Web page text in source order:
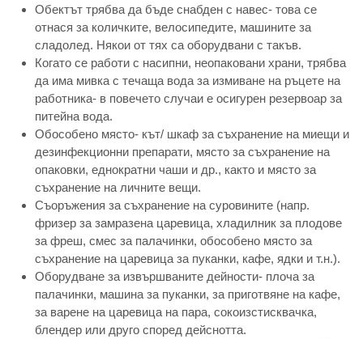
Обектът трябва да бъде снабден с навес- това се
отнася за количките, велосипедите, машините за
сладолед. Някои от тях са оборудвани с такъв.
Когато се работи с насипни, неопаковани храни, трябва
да има мивка с течаща вода за измиване на ръцете на
работника- в повечето случаи е осигурен резервоар за
питейна вода.
Обособено място- кът/ шкаф за съхранение на миещи и
дезинфекционни препарати, място за съхранение на
опаковки, еднократни чаши и др., както и място за
съхранение на личните вещи.
Съоръжения за съхранение на суровините (напр.
фризер за замразена царевица, хладилник за плодове
за фреш, смес за палачинки, обособено място за
съхранение на царевица за пуканки, кафе, ядки и т.н.).
Оборудване за извършваните дейности- плоча за
палачинки, машина за пуканки, за приготвяне на кафе,
за варене на царевица на пара, сокоизстисквачка,
блендер или друго според дейснотта.